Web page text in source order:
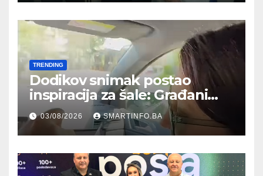
TRENDING
Dodikov snimak postao
inspiracija za šale: Građani
kroz parodiju poslali poruku
03/08/2026 SMARTINFO.BA